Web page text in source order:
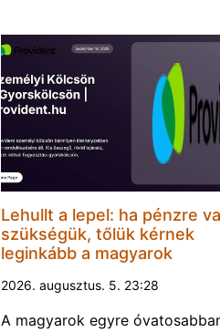
Lehullt a lepel: ha pénzre
szükségük, tőlük kérnek
leginkább a magyarok
2026. augusztus. 5. 23:28
A magyarok egyre